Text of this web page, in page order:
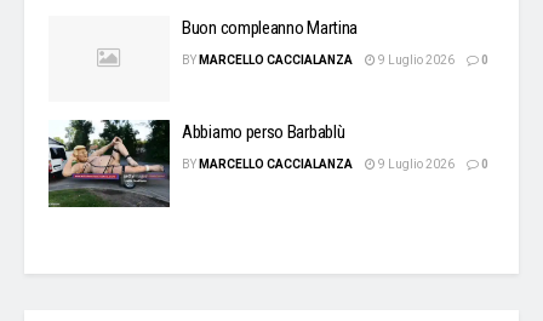
Buon compleanno Martina
BY MARCELLO CACCIALANZA 9 Luglio 2026 0
Abbiamo perso Barbablù
BY MARCELLO CACCIALANZA 9 Luglio 2026 0